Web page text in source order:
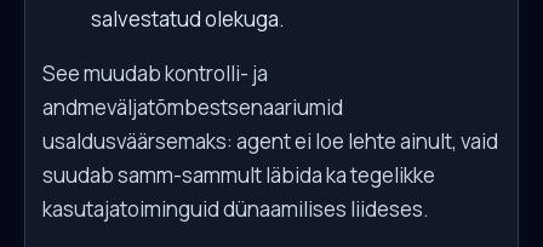
salvestatud olekuga.
See muudab kontrolli- ja
andmeväljatõmbestsenaariumid
usaldusväärsemaks: agent ei loe lehte ainult, vaid
suudab samm-sammult läbida ka tegelikke
kasutajatoiminguid dünaamilises liideses.